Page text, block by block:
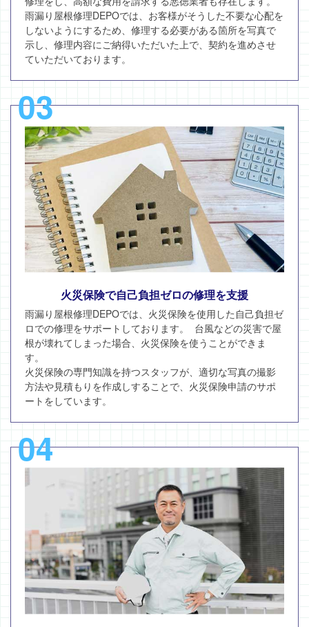
雨漏り屋根修理DEPOでは、お客様がそうした不要な心配を
しないようにするため、修理する必要がある箇所を写真で
示し、修理内容にご納得いただいた上で、契約を進めさせ
ていただいております。
03
火災保険で自己負担ゼロの修理を支援
雨漏り屋根修理DEPOでは、火災保険を使用した自己負担ゼ
ロでの修理をサポートしております。 台風などの災害で屋
根が壊れてしまった場合、火災保険を使うことができま
す。
火災保険の専門知識を持つスタッフが、適切な写真の撮影
方法や見積もりを作成しすることで、火災保険申請のサポ
ートをしています。
04